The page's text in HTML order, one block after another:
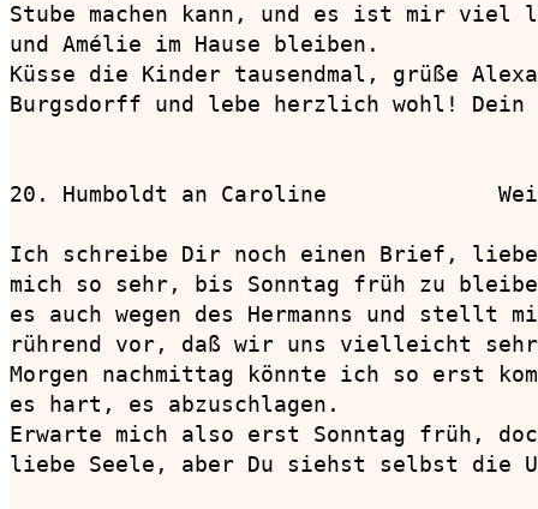
Stube machen kann, und es ist mir viel
und Amélie im Hause bleiben.
Küsse die Kinder tausendmal, grüße
Burgsdorff und lebe herzlich wohl! Dein
20. Humboldt an Caroline
Ich schreibe Dir noch einen Brief,
mich so sehr, bis Sonntag früh zu
es auch wegen des Hermanns und stellt
rührend vor, daß wir uns vielleicht
Morgen nachmittag könnte ich so erst
es hart, es abzuschlagen.
Erwarte mich also erst Sonntag früh,
liebe Seele, aber Du siehst selbst die